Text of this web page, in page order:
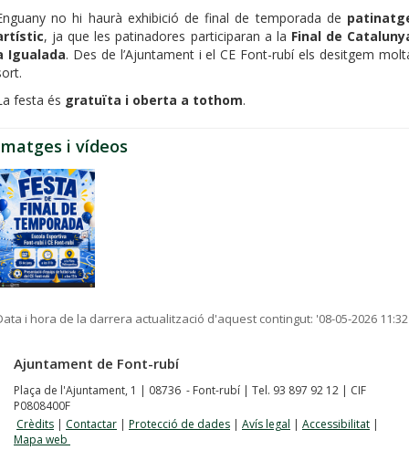
no hi haurà exhibició de final de temporada de
, ja que les patinadores participaran a la Final de
Igualada. Des de l’Ajuntament i el CE Font-rubí els desitgem
festa és gratuïta i oberta a tothom.
i vídeos
i hora de la darrera actualització d'aquest contingut: '08-05-2026 11:32
Ajuntament de Font-rubí
Plaça de l'Ajuntament, 1 | 08736 - Font-rubí | Tel. 93 897 92 12 | CIF
P0808400F
Crèdits | Contactar | Protecció de dades | Avís legal | Accessibilitat |
Mapa web